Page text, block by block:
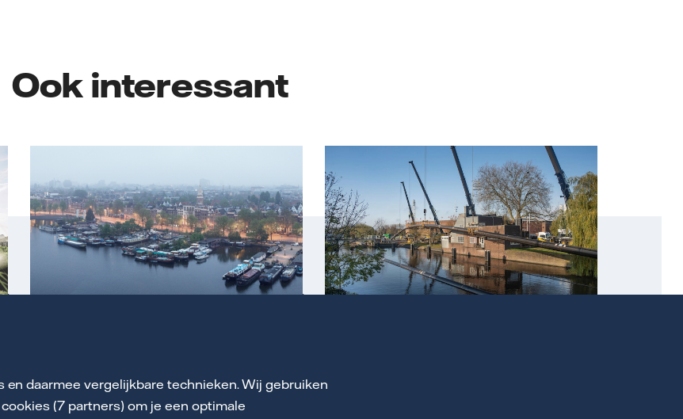
daarmee vergelijkbare technieken. Wij gebruiken
(7 partners) om je een optimale
Ook interessant